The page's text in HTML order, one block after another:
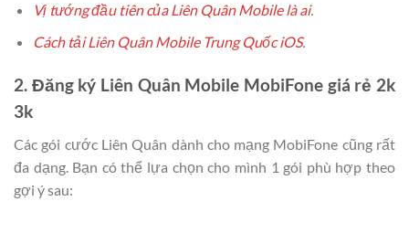
Vị tướng đầu tiên của Liên Quân Mobile là ai.
Cách tải Liên Quân Mobile Trung Quốc iOS.
2. Đăng ký Liên Quân Mobile MobiFone giá rẻ 2k
3k
Các gói cước Liên Quân dành cho mạng MobiFone cũng rất
đa dạng. Bạn có thể lựa chọn cho mình 1 gói phù hợp theo
gợi ý sau: